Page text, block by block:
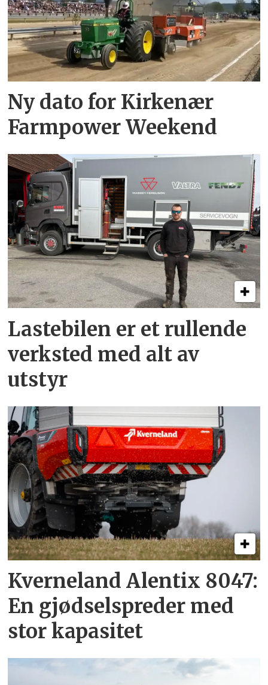
Ny dato for Kirkenær
Farmpower Weekend
Lastebilen er et rullende
verksted med alt av
utstyr
Kverneland Alentix 8047:
En gjødsel­spreder med
stor kapasitet